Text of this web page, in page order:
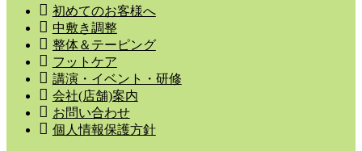
初めてのお客様へ
中敷き調整
整体＆テーピング
フットケア
講演・イベント・研修
会社(店舗)案内
お問い合わせ
個人情報保護方針